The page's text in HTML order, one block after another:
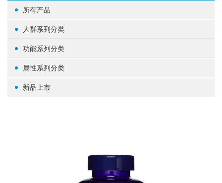
所有产品
人群系列分类
女性健康
中老年健康
婴幼/儿童/青少年
功能系列分类
生殖健康
属性系列分类
基础营养
新品上市